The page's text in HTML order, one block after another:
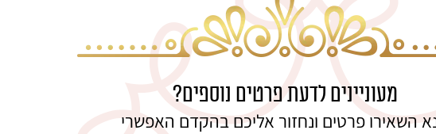
מעוניינים לדעת פרטים נוספים?
השאירו פרטים ונחזור אליכם בהקדם האפשרי